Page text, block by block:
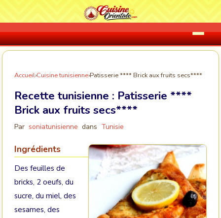
Accueil›Cuisine tunisienne›Patisserie **** Brick aux fruits secs****
Recette tunisienne : Patisserie ****
Brick aux fruits secs****
Par soniatunisienne dans Tunisie
Ingrédients
Des feuilles de
bricks, 2 oeufs, du
sucre, du miel, des
sesames, des